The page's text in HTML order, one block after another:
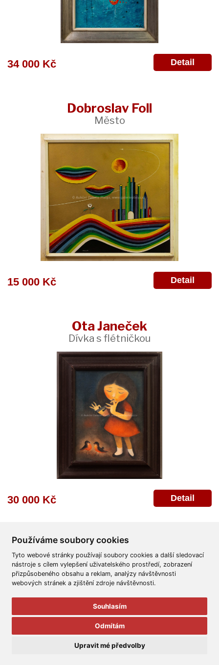
Používáme soubory cookies
Tyto webové stránky používají soubory cookies a další sledovací
nástroje s cílem vylepšení uživatelského prostředí, zobrazení
přizpůsobeného obsahu a reklam, analýzy návštěvnosti
webových stránek a zjištění zdroje návštěvnosti.
Souhlasím
Odmítám
Upravit mé předvolby
34 000 Kč Detail
Dobroslav Foll
Město
15 000 Kč Detail
Ota Janeček
Dívka s flétničkou
30 000 Kč Detail
Všeobecné obchodní podmínky Reklamační řád
Ochrana osobních údajů
Všechna práva vyhrazena.